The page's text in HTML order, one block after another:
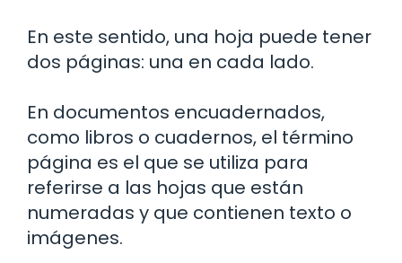
En este sentido, una hoja puede tener
dos páginas: una en cada lado.
En documentos encuadernados,
como libros o cuadernos, el término
página es el que se utiliza para
referirse a las hojas que están
numeradas y que contienen texto o
imágenes.